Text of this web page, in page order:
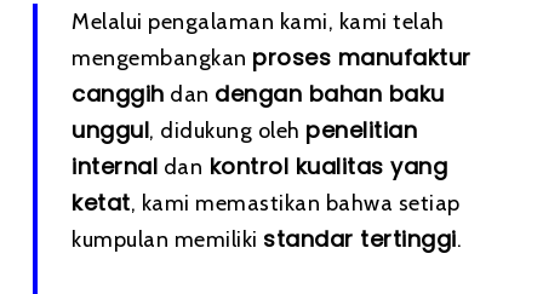
Melalui pengalaman kami, kami telah
mengembangkan proses manufaktur
canggih dan dengan bahan baku
unggul, didukung oleh penelitian
internal dan kontrol kualitas yang
ketat, kami memastikan bahwa setiap
kumpulan memiliki standar tertinggi.